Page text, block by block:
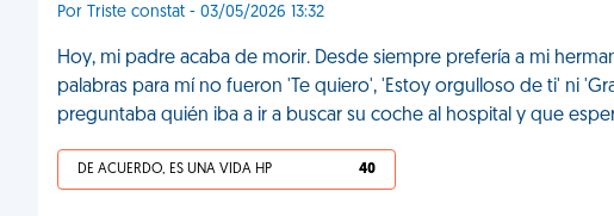
Por Triste constat - 03/05/2026 13:32
Hoy, mi padre acaba de morir. Desde siempre prefería a mi
palabras para mí no fueron 'Te quiero', 'Estoy orgulloso de ti' ni
preguntaba quién iba a ir a buscar su coche al hospital y que
DE ACUERDO, ES UNA VIDA HP 40